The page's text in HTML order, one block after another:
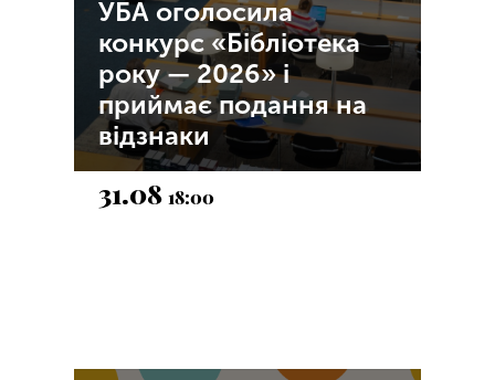
УБА оголосила
конкурс «Бібліотека
року — 2026» і
приймає подання на
відзнаки
31.0818:00